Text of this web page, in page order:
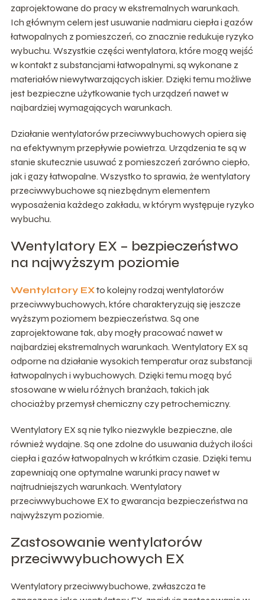
zaprojektowane do pracy w ekstremalnych warunkach.
Ich głównym celem jest usuwanie nadmiaru ciepła i gazów
łatwopalnych z pomieszczeń, co znacznie redukuje ryzyko
wybuchu. Wszystkie części wentylatora, które mogą wejść
w kontakt z substancjami łatwopalnymi, są wykonane z
materiałów niewytwarzających iskier. Dzięki temu możliwe
jest bezpieczne użytkowanie tych urządzeń nawet w
najbardziej wymagających warunkach.
Działanie wentylatorów przeciwwybuchowych opiera się
na efektywnym przepływie powietrza. Urządzenia te są w
stanie skutecznie usuwać z pomieszczeń zarówno ciepło,
jak i gazy łatwopalne. Wszystko to sprawia, że wentylatory
przeciwwybuchowe są niezbędnym elementem
wyposażenia każdego zakładu, w którym występuje ryzyko
wybuchu.
Wentylatory EX – bezpieczeństwo
na najwyższym poziomie
Wentylatory EXto kolejny rodzaj wentylatorów
przeciwwybuchowych, które charakteryzują się jeszcze
wyższym poziomem bezpieczeństwa. Są one
zaprojektowane tak, aby mogły pracować nawet w
najbardziej ekstremalnych warunkach. Wentylatory EX są
odporne na działanie wysokich temperatur oraz substancji
łatwopalnych i wybuchowych. Dzięki temu mogą być
stosowane w wielu różnych branżach, takich jak
chociażby przemysł chemiczny czy petrochemiczny.
Wentylatory EX są nie tylko niezwykle bezpieczne, ale
również wydajne. Są one zdolne do usuwania dużych ilości
ciepła i gazów łatwopalnych w krótkim czasie. Dzięki temu
zapewniają one optymalne warunki pracy nawet w
najtrudniejszych warunkach. Wentylatory
przeciwwybuchowe EX to gwarancja bezpieczeństwa na
najwyższym poziomie.
Zastosowanie wentylatorów
przeciwwybuchowych EX
Wentylatory przeciwwybuchowe, zwłaszcza te